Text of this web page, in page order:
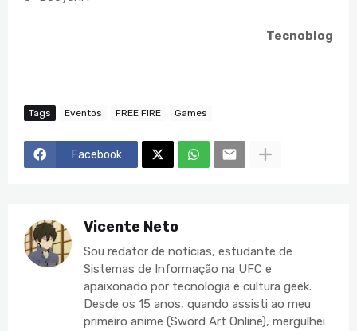
Tecnoblog
Tags Eventos FREE FIRE Games
Facebook
Vicente Neto
Sou redator de notícias, estudante de
Sistemas de Informação na UFC e
apaixonado por tecnologia e cultura geek.
Desde os 15 anos, quando assisti ao meu
primeiro anime (Sword Art Online), mergulhei